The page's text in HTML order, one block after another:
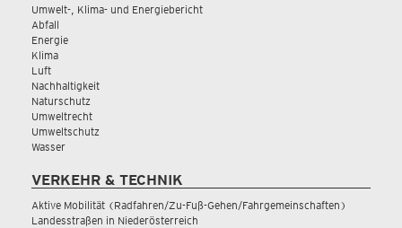
Umwelt-, Klima- und Energiebericht
Abfall
Energie
Klima
Luft
Nachhaltigkeit
Naturschutz
Umweltrecht
Umweltschutz
Wasser
VERKEHR & TECHNIK
Aktive Mobilität (Radfahren/Zu-Fuß-Gehen/Fahrgemeinschaften)
Landesstraßen in Niederösterreich